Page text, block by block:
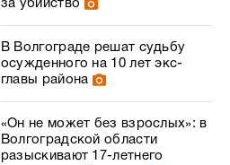
за убийство
В Волгограде решат судьбу
осужденного на 10 лет экс-
главы района
«Он не может без взрослых»: в
Волгоградской области
разыскивают 17-летнего